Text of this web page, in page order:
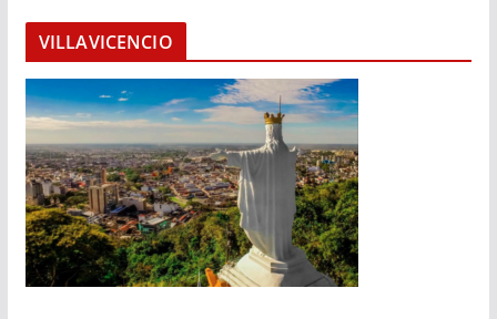
o
d
u
c
t
o
r
d
e
VILLAVICENCIO